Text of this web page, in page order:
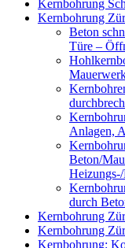
Kernbohrung
Kernbohrung
Beton
Türe –
Anlagen,
Beton/
durch
Kernbohrung
Kernbohrung
Kernbohrung: